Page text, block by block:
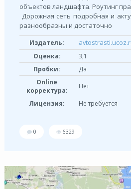
объектов ландшафта. Роутинг
Дорожная сеть подробная и
разнообразны и достаточно
Издатель:
Оценка:
3,1
Пробки:
Да
Online
корректура:
Нет
Лицензия: Не требуется
0 6329